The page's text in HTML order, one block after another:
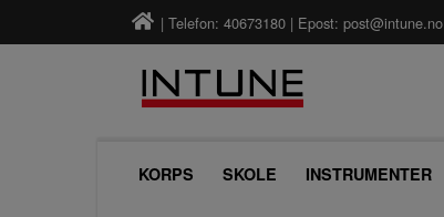
| Telefon: 40673180 | Epost: post@intune.no
KORPS SKOLE INSTRUMENTER